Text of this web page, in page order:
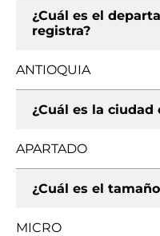
¿Cuál es el
registra?
ANTIOQUIA
¿Cuál es la ciudad
APARTADO
¿Cuál es el
MICRO